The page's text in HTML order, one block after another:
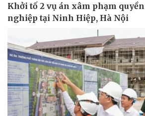
Thể thao
Bóng đá
Lịch thi đấu bóng đá
Thế giới thể thao
Ô tô -
Ô tô
Xe máy
Tư vấn